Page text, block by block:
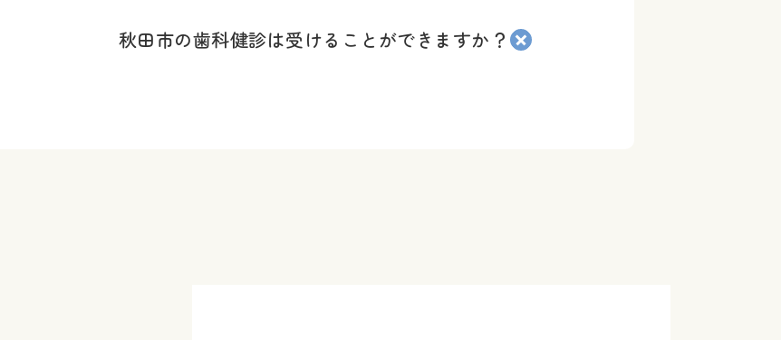
秋田市の歯科健診は受けることができますか？